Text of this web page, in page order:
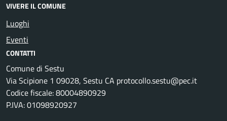
VIVERE IL COMUNE
Luoghi
Eventi
CONTATTI
Comune di Sestu
Via Scipione 1 09028, Sestu CA protocollo.sestu@pec.it
Codice fiscale: 80004890929
P.IVA: 01098920927